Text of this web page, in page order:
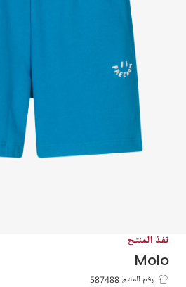
نفذ المنتج
Molo
رقم المنتج 587488